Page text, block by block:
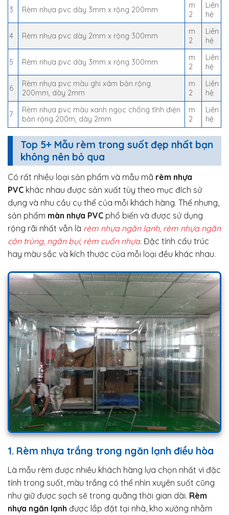
3 Rèm nhựa pvc dày 3mm x rộng 200mm
m
2
Liên
hệ
4 Rèm nhựa pvc dày 2mm x rộng 300mm
m
2
Liên
hệ
5 Rèm nhựa pvc dày 3mm x rộng 300mm
m
2
Liên
hệ
6
Rèm nhựa pvc màu ghi xám bản rộng
200mm, dày 2mm
m
2
Liên
hệ
7
Rèm nhựa pvc màu xanh ngọc chống tĩnh điện
bản rộng 200m, dày 2mm
m
2
Liên
hệ
Top 5+ Mẫu rèm trong suốt đẹp nhất bạn
không nên bỏ qua
Có rất nhiều loại sản phẩm và mẫu mã rèm nhựa
PVC khác nhau được sản xuất tùy theo mục đích sử
dụng và nhu cầu cụ thể của mỗi khách hàng. Thế nhưng,
sản phẩm màn nhựa PVC phổ biến và được sử dụng
rộng rãi nhất vẫn là rèm nhựa ngăn lạnh, rèm nhựa ngăn
côn trùng, ngăn bụi, rèm cuốn nhựa. Đặc tính cấu trúc
hay màu sắc và kích thước của mỗi loại đều khác nhau.
1. Rèm nhựa trắng trong ngăn lạnh điều hòa
Là mẫu rèm được nhiều khách hàng lựa chọn nhất vì đặc
tính trong suốt, màu trắng có thể nhìn xuyên suốt cũng
như giữ được sạch sẽ trong quãng thời gian dài. Rèm
nhựa ngăn lạnh được lắp đặt tại nhà, kho xưởng nhằm